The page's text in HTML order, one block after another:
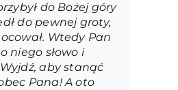
do Bożej góry
do pewnej groty,
Wtedy Pan
niego słowo i
aby stanąć
Pana! A oto